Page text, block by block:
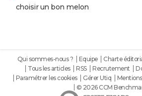
choisir un bon melon
Qui sommes-nous ? Equipe Charte
Tous les articles
RSS Recrutement
Paramétrer les cookies
Gérer Utiq
© 2026 CCM